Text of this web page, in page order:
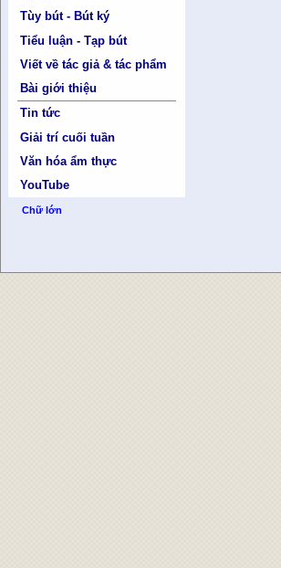
Tùy bút - Bút ký
Tiểu luận - Tạp bút
Viết về tác giả & tác phẩm
Bài giới thiệu
Tin tức
Giải trí cuối tuần
Văn hóa ẩm thực
YouTube
Chữ lớn